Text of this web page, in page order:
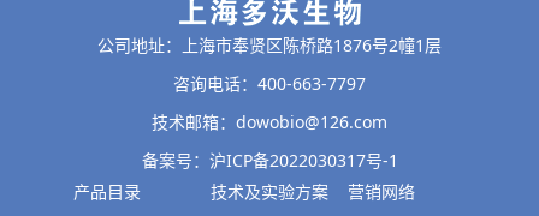
公司地址：上海市奉贤区陈桥路1876号2幢1层
咨询电话：400-663-7797
技术邮箱：dowobio@126.com
备案号：沪ICP备2022030317号-1
产品目录
技术及实验方案
营销网络